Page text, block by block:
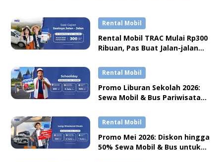
Pesanrental mobil lepas kunci lewat Pick Up Now
diwebsiteatau aplikasi TRACtoGo sekarang lebih
hemat mulai dari Rp200 ribuan.
Cek langsung stoknya dan pilih mobil sesuai
kebutuhan perjalananmu. Download aplikasi
danAppstore .
TRAC Rental, Teman di Setiap Kilometer
Rental Mobil
Rental Mobil TRAC Mulai Rp300
Ribuan, Pas Buat Jalan-jalan
Rental Mobil
Promo Liburan Sekolah 2026:
Sewa Mobil & Bus Pariwisata
Rental Mobil
Promo Mei 2026: Diskon hingga
50% Sewa Mobil & Bus untuk